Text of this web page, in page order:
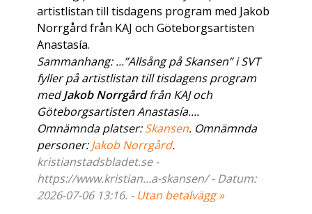
artistlistan till tisdagens program med Jakob
Norrgård från KAJ och Göteborgsartisten
Anastasía.
Sammanhang: ...”Allsång på Skansen” i SVT
fyller på artistlistan till tisdagens program
medJakob Norrgårdfrån KAJ och
Göteborgsartisten Anastasía....
Omnämnda platser:Skansen. Omnämnda
personer:Jakob Norrgård.
kristianstadsbladet.se -
https://www.kristian...a-skansen/ - Datum:
2026-07-06 13:16. - Utan betalvägg »